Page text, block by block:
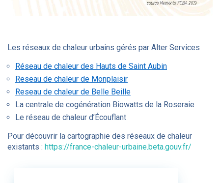
Les réseaux de chaleur urbains gérés par Alter Services
Réseau de chaleur des Hauts de Saint Aubin
Reseau de chaleur de Monplaisir
Reseau de chaleur de Belle Beille
La centrale de cogénération Biowatts de la Roseraie
Le réseau de chaleur d’Écouflant
Pour découvrir la cartographie des réseaux de chaleur
existants : https://france-chaleur-urbaine.beta.gouv.fr/